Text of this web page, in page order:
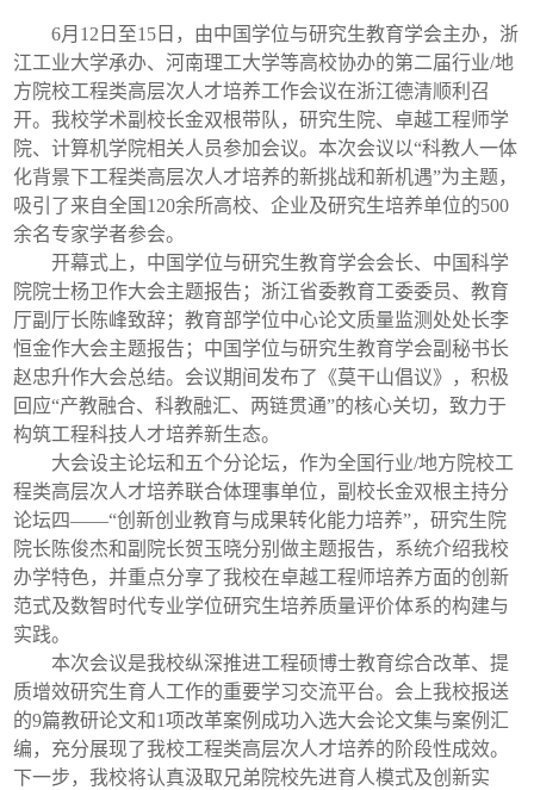
6月12日至15日，由中国学位与研究生教育学会主办，浙
江工业大学承办、河南理工大学等高校协办的第二届行业/地
方院校工程类高层次人才培养工作会议在浙江德清顺利召
开。我校学术副校长金双根带队，研究生院、卓越工程师学
院、计算机学院相关人员参加会议。本次会议以“科教人一体
化背景下工程类高层次人才培养的新挑战和新机遇”为主题，
吸引了来自全国120余所高校、企业及研究生培养单位的500
余名专家学者参会。
开幕式上，中国学位与研究生教育学会会长、中国科学
院院士杨卫作大会主题报告；浙江省委教育工委委员、教育
厅副厅长陈峰致辞；教育部学位中心论文质量监测处处长李
恒金作大会主题报告；中国学位与研究生教育学会副秘书长
赵忠升作大会总结。会议期间发布了《莫干山倡议》，积极
回应“产教融合、科教融汇、两链贯通”的核心关切，致力于
构筑工程科技人才培养新生态。
大会设主论坛和五个分论坛，作为全国行业/地方院校工
程类高层次人才培养联合体理事单位，副校长金双根主持分
论坛四——“创新创业教育与成果转化能力培养”，研究生院
院长陈俊杰和副院长贺玉晓分别做主题报告，系统介绍我校
办学特色，并重点分享了我校在卓越工程师培养方面的创新
范式及数智时代专业学位研究生培养质量评价体系的构建与
实践。
本次会议是我校纵深推进工程硕博士教育综合改革、提
质增效研究生育人工作的重要学习交流平台。会上我校报送
的9篇教研论文和1项改革案例成功入选大会论文集与案例汇
编，充分展现了我校工程类高层次人才培养的阶段性成效。
下一步，我校将认真汲取兄弟院校先进育人模式及创新实